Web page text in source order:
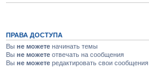
ПРАВА ДОСТУПА
Вы не можете начинать темы
Вы не можете отвечать на сообщения
Вы не можете редактировать свои сообщения